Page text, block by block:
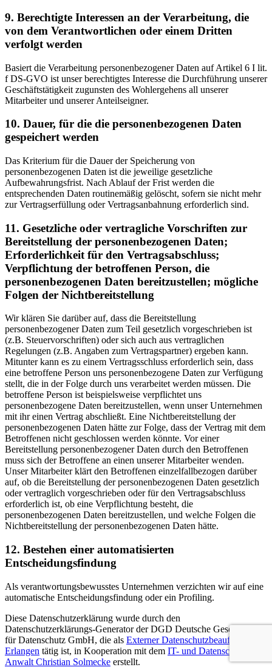
9. Berechtigte Interessen an der Verarbeitung, die
von dem Verantwortlichen oder einem Dritten
verfolgt werden
Basiert die Verarbeitung personenbezogener Daten auf Artikel 6 I lit.
f DS-GVO ist unser berechtigtes Interesse die Durchführung unserer
Geschäftstätigkeit zugunsten des Wohlergehens all unserer
Mitarbeiter und unserer Anteilseigner.
10. Dauer, für die die personenbezogenen Daten
gespeichert werden
Das Kriterium für die Dauer der Speicherung von
personenbezogenen Daten ist die jeweilige gesetzliche
Aufbewahrungsfrist. Nach Ablauf der Frist werden die
entsprechenden Daten routinemäßig gelöscht, sofern sie nicht mehr
zur Vertragserfüllung oder Vertragsanbahnung erforderlich sind.
11. Gesetzliche oder vertragliche Vorschriften zur
Bereitstellung der personenbezogenen Daten;
Erforderlichkeit für den Vertragsabschluss;
Verpflichtung der betroffenen Person, die
personenbezogenen Daten bereitzustellen; mögliche
Folgen der Nichtbereitstellung
Wir klären Sie darüber auf, dass die Bereitstellung
personenbezogener Daten zum Teil gesetzlich vorgeschrieben ist
(z.B. Steuervorschriften) oder sich auch aus vertraglichen
Regelungen (z.B. Angaben zum Vertragspartner) ergeben kann.
Mitunter kann es zu einem Vertragsschluss erforderlich sein, dass
eine betroffene Person uns personenbezogene Daten zur Verfügung
stellt, die in der Folge durch uns verarbeitet werden müssen. Die
betroffene Person ist beispielsweise verpflichtet uns
personenbezogene Daten bereitzustellen, wenn unser Unternehmen
mit ihr einen Vertrag abschließt. Eine Nichtbereitstellung der
personenbezogenen Daten hätte zur Folge, dass der Vertrag mit dem
Betroffenen nicht geschlossen werden könnte. Vor einer
Bereitstellung personenbezogener Daten durch den Betroffenen
muss sich der Betroffene an einen unserer Mitarbeiter wenden.
Unser Mitarbeiter klärt den Betroffenen einzelfallbezogen darüber
auf, ob die Bereitstellung der personenbezogenen Daten gesetzlich
oder vertraglich vorgeschrieben oder für den Vertragsabschluss
erforderlich ist, ob eine Verpflichtung besteht, die
personenbezogenen Daten bereitzustellen, und welche Folgen die
Nichtbereitstellung der personenbezogenen Daten hätte.
12. Bestehen einer automatisierten
Entscheidungsfindung
Als verantwortungsbewusstes Unternehmen verzichten wir auf eine
automatische Entscheidungsfindung oder ein Profiling.
Diese Datenschutzerklärung wurde durch den
Datenschutzerklärungs-Generator der DGD Deutsche Gesellschaft
für Datenschutz GmbH, die als Externer Datenschutzbeauftragter
Erlangen tätig ist, in Kooperation mit dem IT- und Datenschutzrecht
Anwalt Christian Solmecke erstellt.